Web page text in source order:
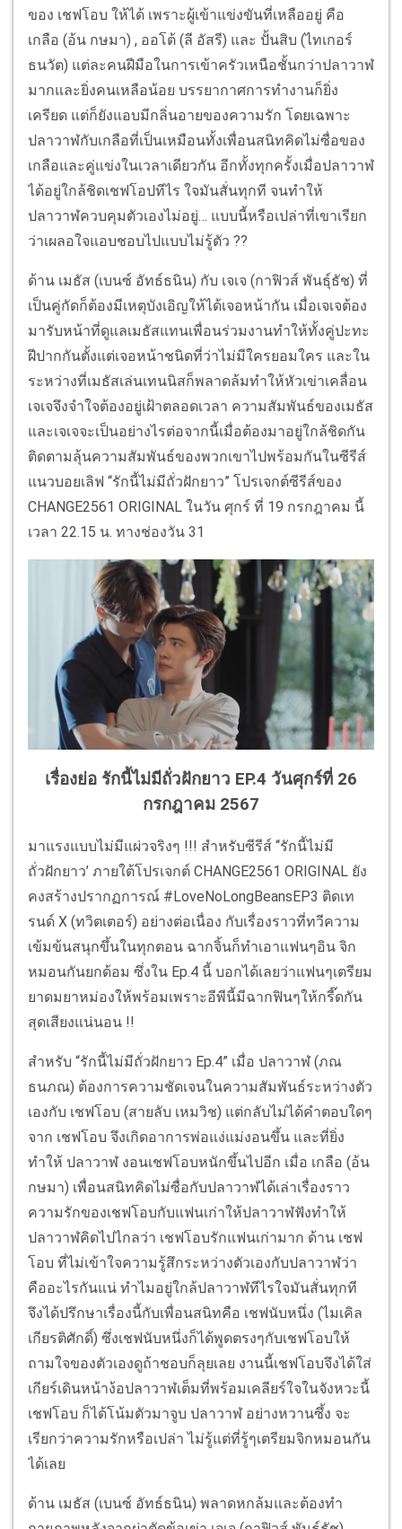
ของ เชฟโอบ ให้ได้ เพราะผู้เข้าแข่งขันที่เหลืออยู่ คือ
เกลือ (อ้น กษมา) , ออโต้ (ลี อัสรี) และ ปั้นสิบ (ไทเกอร์
ธนวัต) แต่ละคนฝีมือในการเข้าครัวเหนือชั้นกว่าปลาวาฬ
มากและยิ่งคนเหลือน้อย บรรยากาศการทำงานก็ยิ่ง
เครียด แต่ก็ยังแอบมีกลิ่นอายของความรัก โดยเฉพาะ
ปลาวาฬกับเกลือที่เป็นเหมือนทั้งเพื่อนสนิทคิดไม่ซื่อของ
เกลือและคู่แข่งในเวลาเดียวกัน อีกทั้งทุกครั้งเมื่อปลาวาฬ
ได้อยู่ใกล้ชิดเชฟโอปทีไร ใจมันสั่นทุกที จนทำให้
ปลาวาฬควบคุมตัวเองไม่อยู่… แบบนี้หรือเปล่าที่เขาเรียก
ว่าเผลอใจแอบชอบไปแบบไม่รู้ตัว ??
ด้าน เมธัส (เบนซ์ อัทธ์ธนิน) กับ เจเจ (กาฟิวส์ พันธุ์ธัช) ที่
เป็นคู่กัดก็ต้องมีเหตุบังเอิญให้ได้เจอหน้ากัน เมื่อเจเจต้อง
มารับหน้าที่ดูแลเมธัสแทนเพื่อนร่วมงานทำให้ทั้งคู่ปะทะ
ฝีปากกันตั้งแต่เจอหน้าชนิดที่ว่าไม่มีใครยอมใคร และใน
ระหว่างที่เมธัสเล่นเทนนิสก็พลาดล้มทำให้หัวเข่าเคลื่อน
เจเจจึงจำใจต้องอยู่เฝ้าตลอดเวลา ความสัมพันธ์ของเมธัส
และเจเจจะเป็นอย่างไรต่อจากนี้เมื่อต้องมาอยู่ใกล้ชิดกัน
ติดตามลุ้นความสัมพันธ์ของพวกเขาไปพร้อมกันในซีรีส์
แนวบอยเลิฟ “รักนี้ไม่มีถั่วฝักยาว” โปรเจกต์ซีรีส์ของ
CHANGE2561 ORIGINAL ในวัน ศุกร์ ที่ 19 กรกฎาคม นี้
เวลา 22.15 น. ทางช่องวัน 31
เรื่องย่อ รักนี้ไม่มีถั่วฝักยาว EP.4 วันศุกร์ที่ 26
กรกฎาคม 2567
มาแรงแบบไม่มีแผ่วจริงๆ !!! สำหรับซีรีส์ ‘‘รักนี้ไม่มี
ถั่วฝักยาว’ ภายใต้โปรเจกต์ CHANGE2561 ORIGINAL ยัง
คงสร้างปรากฏการณ์ #LoveNoLongBeansEP3 ติดเท
รนด์ X (ทวิตเตอร์) อย่างต่อเนื่อง กับเรื่องราวที่ทวีความ
เข้มข้นสนุกขึ้นในทุกตอน ฉากจิ้นก็ทำเอาแฟนๆอิน จิก
หมอนกันยกด้อม ซึ่งใน Ep.4 นี้ บอกได้เลยว่าแฟนๆเตรียม
ยาดมยาหม่องให้พร้อมเพราะอีพีนี้มีฉากฟินๆให้กรี๊ดกัน
สุดเสียงแน่นอน !!
สำหรับ “รักนี้ไม่มีถั่วฝักยาว Ep.4” เมื่อ ปลาวาฬ (ภณ
ธนภณ) ต้องการความชัดเจนในความสัมพันธ์ระหว่างตัว
เองกับ เชฟโอบ (สายลับ เหมวิช) แต่กลับไม่ได้คำตอบใดๆ
จาก เชฟโอบ จึงเกิดอาการพ่อแง่แม่งอนขึ้น และที่ยิ่ง
ทำให้ ปลาวาฬ งอนเชฟโอบหนักขึ้นไปอีก เมื่อ เกลือ (อ้น
กษมา) เพื่อนสนิทคิดไม่ซื่อกับปลาวาฬได้เล่าเรื่องราว
ความรักของเชฟโอบกับแฟนเก่าให้ปลาวาฬฟังทำให้
ปลาวาฬคิดไปไกลว่า เชฟโอบรักแฟนเก่ามาก ด้าน เชฟ
โอบ ที่ไม่เข้าใจความรู้สึกระหว่างตัวเองกับปลาวาฬว่า
คืออะไรกันแน่ ทำไมอยู่ใกล้ปลาวาฬทีไรใจมันสั่นทุกที
จึงได้ปรึกษาเรื่องนี้กับเพื่อนสนิทคือ เชฟนับหนึ่ง (ไมเคิล
เกียรติศักดิ์) ซึ่งเชฟนับหนึ่งก็ได้พูดตรงๆกับเชฟโอบให้
ถามใจของตัวเองดูถ้าชอบก็ลุยเลย งานนี้เชฟโอบจึงได้ใส่
เกียร์เดินหน้าง้อปลาวาฬเต็มที่พร้อมเคลียร์ใจในจังหวะนี้
เชฟโอบ ก็ได้โน้มตัวมาจูบ ปลาวาฬ อย่างหวานซึ้ง จะ
เรียกว่าความรักหรือเปล่า ไม่รู้แต่ที่รู้ๆเตรียมจิกหมอนกัน
ได้เลย
ด้าน เมธัส (เบนซ์ อัทธ์ธนิน) พลาดหกล้มและต้องทำ